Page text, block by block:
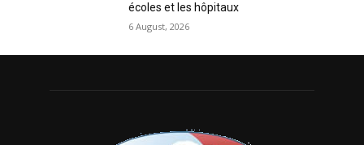
écoles et les hôpitaux
6 August, 2026